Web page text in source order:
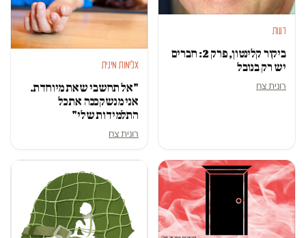
דעות
ביקור קלינטון, פרק 2: חברים
יש רק בנובל
רונית צח
אלימות מינית
"אל תחשבי שאת מיוחדת.
אני מנשק ככה את כל
התלמידות שלי"
רונית צח